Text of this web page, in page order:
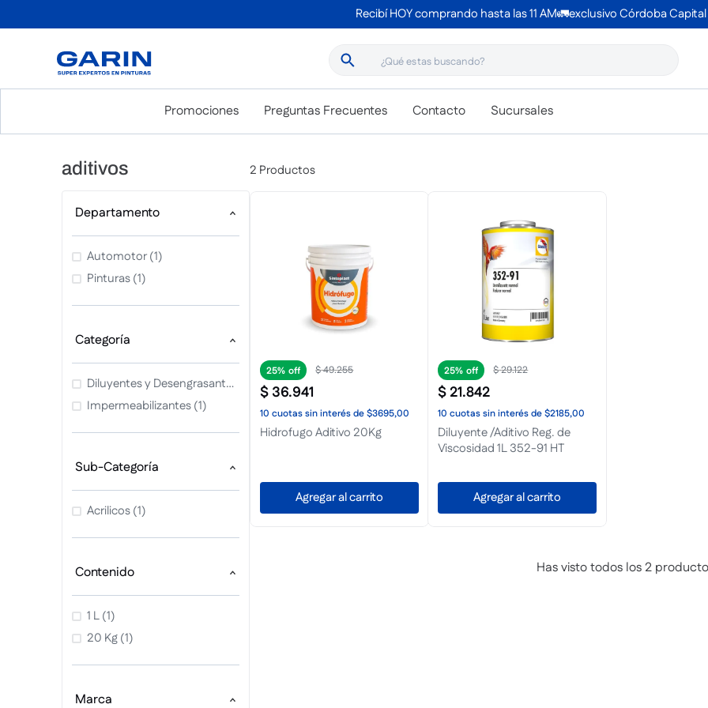
Recibí HOY comprando hasta las 11 AM🚛exclusivo Córdoba Capital
¿Qué estas buscando?
Promociones Preguntas Frecuentes Contacto Sucursales
aditivos
Departamento
Automotor(1)
Pinturas(1)
Categoría
Diluyentes y Desengrasantes
(Impermeabilizantes(1)
Sub-Categoría
Acrilicos(1)
Contenido
1 L(1)
20 Kg(1)
Marca
2 Productos
25% $49.255
$36.941
10 cuotassin interésde$3695,00
Hidrofugo Aditivo 20Kg
Agregar al carrito
25% $29.122
$21.842
10 cuotassin interésde$2185,00
Diluyente /Aditivo Reg. de
Viscosidad 1L 352-91 HT
Agregar al carrito
Has visto todos los 2